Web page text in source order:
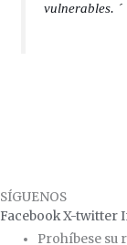
vulnerables. ´
SÍGUENOS
FacebookX-twitter
Prohíbese su